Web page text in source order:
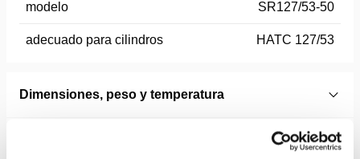
modelo SR127/53-50
adecuado para cilindros HATC 127/53
Dimensiones, peso y temperatura